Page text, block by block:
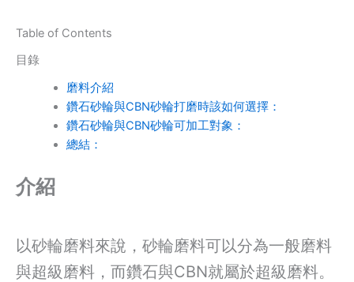
Table of Contents
目錄
磨料介紹
鑽石砂輪與CBN砂輪打磨時該如何選擇：
鑽石砂輪與CBN砂輪可加工對象：
總結：
介紹
以砂輪磨料來說，砂輪磨料可以分為一般磨料
與超級磨料，而鑽石與CBN就屬於超級磨料。